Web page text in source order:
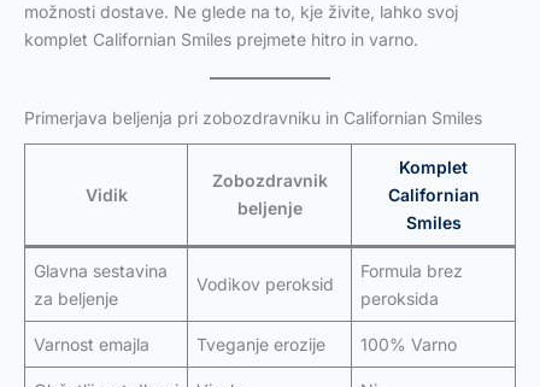
možnosti dostave. Ne glede na to, kje živite, lahko svoj
komplet Californian Smiles prejmete hitro in varno.
Primerjava beljenja pri zobozdravniku in Californian Smiles
Vidik
Zobozdravnik
beljenje
Komplet
Californian
Smiles
Glavna sestavina
za beljenje
Vodikov peroksid
Formula brez
peroksida
Varnost emajla Tveganje erozije 100% Varno